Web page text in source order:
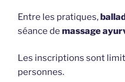
Entre les pratiques,
séance de massage
Les inscriptions sont
personnes.